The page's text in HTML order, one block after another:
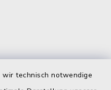
technisch notwendige